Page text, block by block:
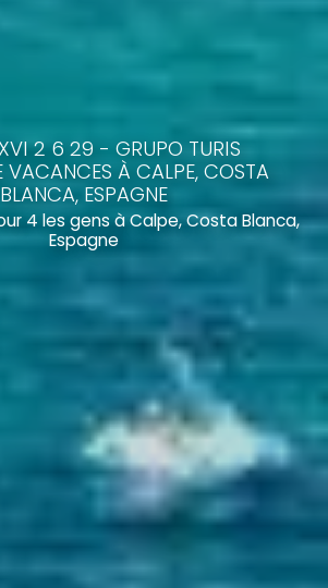
2 6 29 - GRUPO TURIS
VACANCES À CALPE, COSTA
BLANCA, ESPAGNE
4 les gens à Calpe, Costa Blanca,
Espagne